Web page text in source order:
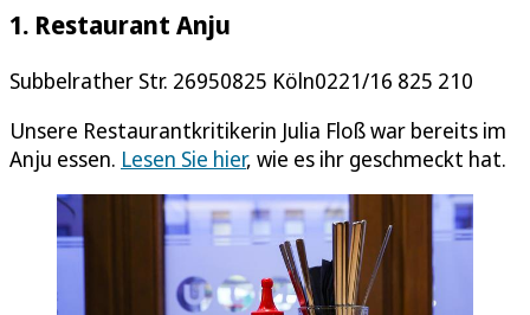
1. Restaurant Anju
Subbelrather Str. 26950825 Köln0221/16 825 210
Unsere Restaurantkritikerin Julia Floß war bereits im
Anju essen. Lesen Sie hier, wie es ihr geschmeckt hat.